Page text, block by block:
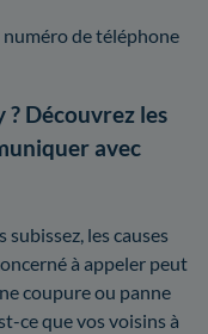
de téléphone
Découvrez les
avec
les causes
à appeler peut
coupure ou panne
ce que vos voisins à